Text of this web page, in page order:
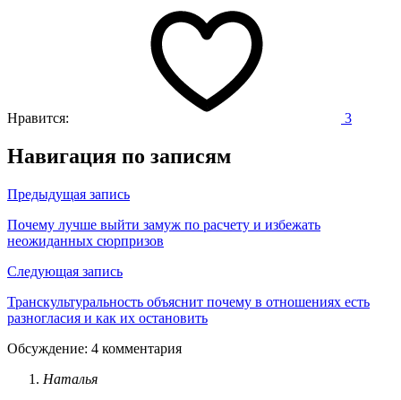
Нравится: 3
Навигация по записям
Предыдущая запись
Почему лучше выйти замуж по расчету и избежать
неожиданных сюрпризов
Следующая запись
Транскультуральность объяснит почему в отношениях есть
разногласия и как их остановить
Обсуждение: 4 комментария
Наталья